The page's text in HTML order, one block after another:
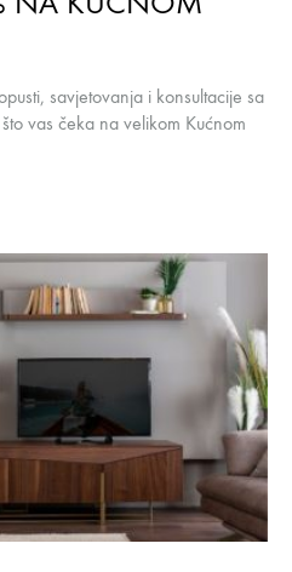
savjetovanja i konsultacije sa
vas čeka na velikom Kućnom
u prostorijama Loft…